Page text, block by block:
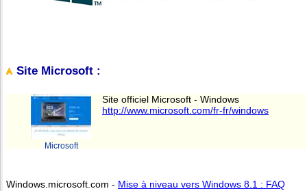
Site Microsoft :
Microsoft
Site officiel Microsoft - Windows
http://www.microsoft.com/fr-fr/windows
Windows.microsoft.com - Mise à niveau vers Windows 8.1 : FAQ